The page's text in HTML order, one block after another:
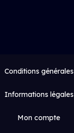
Conditions générales
Informations légales
Mon compte